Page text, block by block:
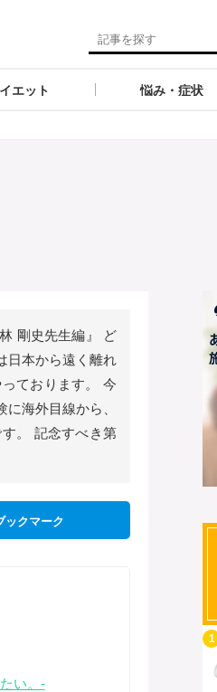
エット 悩み・症状
剛史先生編』 ど
日本から遠く離れ
ております。 今
海外目線から、
。 記念すべき第
ックマーク
い。-
1